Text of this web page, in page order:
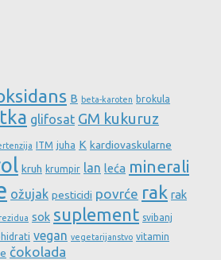
B beta-karoten brokula
glifosat GM kukuruz
ITM juha K kardiovaskularne
kruh krumpir lan leća minerali
ožujak pesticidi povrće rak rak
rezidua sok suplement svibanj
vegan vegetarijanstvo vitamin
čokolada